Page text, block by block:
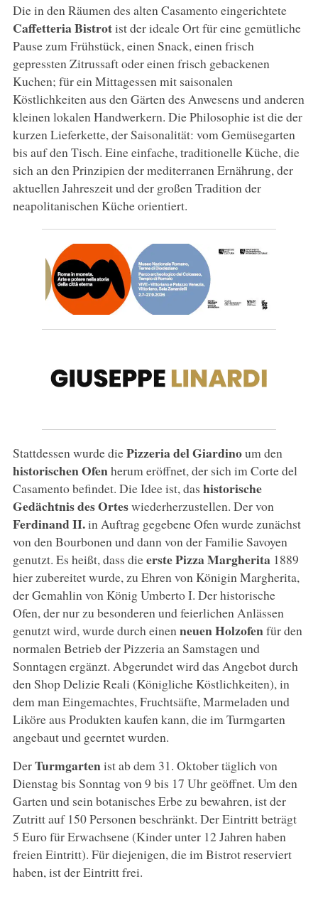
Die in den Räumen des alten Casamento eingerichtete
Caffetteria Bistrotist der ideale Ort für eine gemütliche
Pause zum Frühstück, einen Snack, einen frisch
gepressten Zitrussaft oder einen frisch gebackenen
Kuchen; für ein Mittagessen mit saisonalen
Köstlichkeiten aus den Gärten des Anwesens und anderen
kleinen lokalen Handwerkern. Die Philosophie ist die der
kurzen Lieferkette, der Saisonalität: vom Gemüsegarten
bis auf den Tisch. Eine einfache, traditionelle Küche, die
sich an den Prinzipien der mediterranen Ernährung, der
aktuellen Jahreszeit und der großen Tradition der
neapolitanischen Küche orientiert.
Stattdessen wurde diePizzeria del Giardinoum den
historischen Ofenherum eröffnet, der sich im Corte del
Casamento befindet. Die Idee ist, das historische
Gedächtnis des Orteswiederherzustellen. Der von
Ferdinand II.in Auftrag gegebene Ofen wurde zunächst
von den Bourbonen und dann von der Familie Savoyen
genutzt. Es heißt, dass dieerste Pizza Margherita 1889
hier zubereitet wurde, zu Ehren von Königin Margherita,
der Gemahlin von König Umberto I. Der historische
Ofen, der nur zu besonderen und feierlichen Anlässen
genutzt wird, wurde durch einen neuen Holzofenfür den
normalen Betrieb der Pizzeria an Samstagen und
Sonntagen ergänzt. Abgerundet wird das Angebot durch
den Shop Delizie Reali (Königliche Köstlichkeiten), in
dem man Eingemachtes, Fruchtsäfte, Marmeladen und
Liköre aus Produkten kaufen kann, die im Turmgarten
angebaut und geerntet wurden.
DerTurmgartenist ab dem 31. Oktober täglich von
Dienstag bis Sonntag von 9 bis 17 Uhr geöffnet. Um den
Garten und sein botanisches Erbe zu bewahren, ist der
Zutritt auf 150 Personen beschränkt. Der Eintritt beträgt
5 Euro für Erwachsene (Kinder unter 12 Jahren haben
freien Eintritt). Für diejenigen, die im Bistrot reserviert
haben, ist der Eintritt frei.